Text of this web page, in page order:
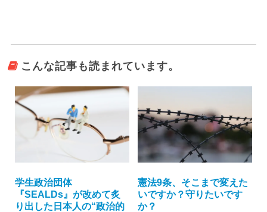
こんな記事も読まれています。
学生政治団体
『SEALDs』が改めて炙
り出した日本人の“政治的
憲法9条、そこまで変えた
いですか？守りたいです
か？